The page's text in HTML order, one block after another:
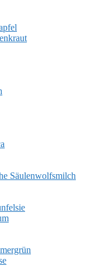
Säulenwolfsmilch